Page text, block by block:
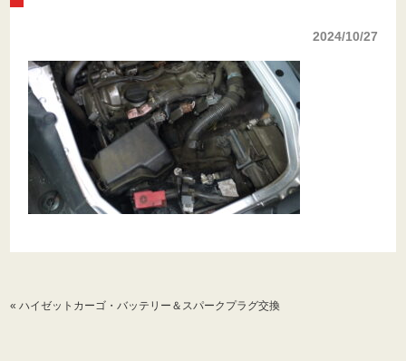
2024/10/27
«ハイゼットカーゴ・バッテリー＆スパークプラグ交換